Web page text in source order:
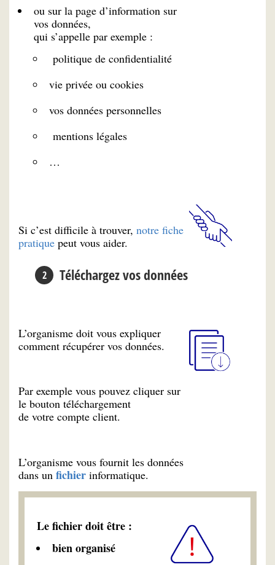
ou sur la page d’information sur
vos données,
qui s’appelle par exemple :
politique de confidentialité
vie privée ou cookies
vos données personnelles
mentions légales
…
Si c’est difficile à trouver, notre fiche
pratique peut vous aider.
Téléchargez vos données
L’organisme doit vous expliquer
comment récupérer vos données.
Par exemple vous pouvez cliquer sur
le bouton téléchargement
de votre compte client.
L’organisme vous fournit les données
dans un fichier informatique.
Le fichier doit être :
bien organisé